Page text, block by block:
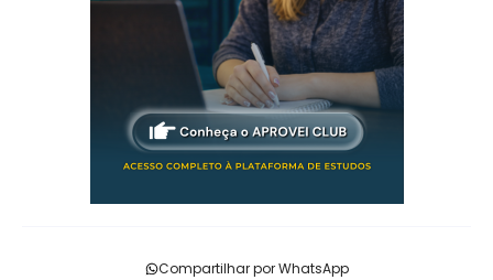
Compartilhar por WhatsApp